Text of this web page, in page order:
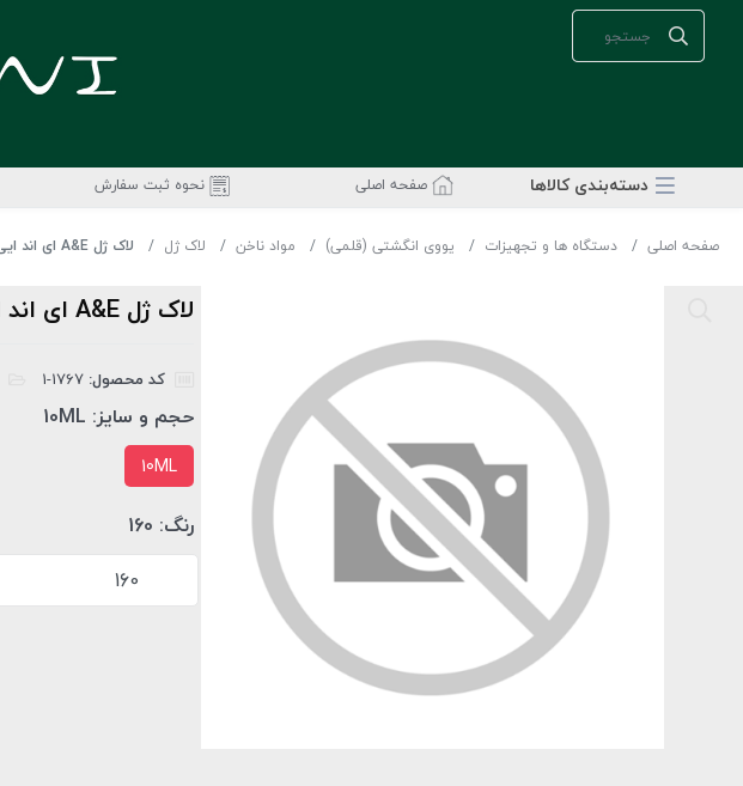
دسته‌بندی‌ کالاها صفحه اصلی نحوه ثبت سفارش
صفحه اصلی دستگاه ها و تجهیزات یووی انگشتی (قلمی) مواد ناخن لاک ژل لاک ژل A&E ای اند ایی کد رنگ 160حجم 10 میل
لاک ژل A&E ای اند ایی کد رنگ 160حجم 10 میل
کد محصول:
حجم و سایز: 10ML
10ML
رنگ: 160
160